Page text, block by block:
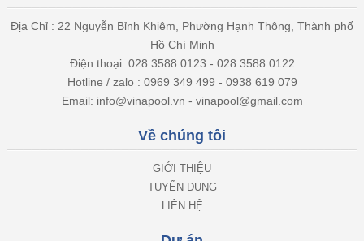
Địa Chỉ : 22 Nguyễn Bỉnh Khiêm, Phường Hạnh Thông, Thành phố
Hồ Chí Minh
Điện thoại: 028 3588 0123 - 028 3588 0122
Hotline / zalo : 0969 349 499 - 0938 619 079
Email: info@vinapool.vn - vinapool@gmail.com
Về chúng tôi
GIỚI THIỆU
TUYỂN DỤNG
LIÊN HỆ
Dự án